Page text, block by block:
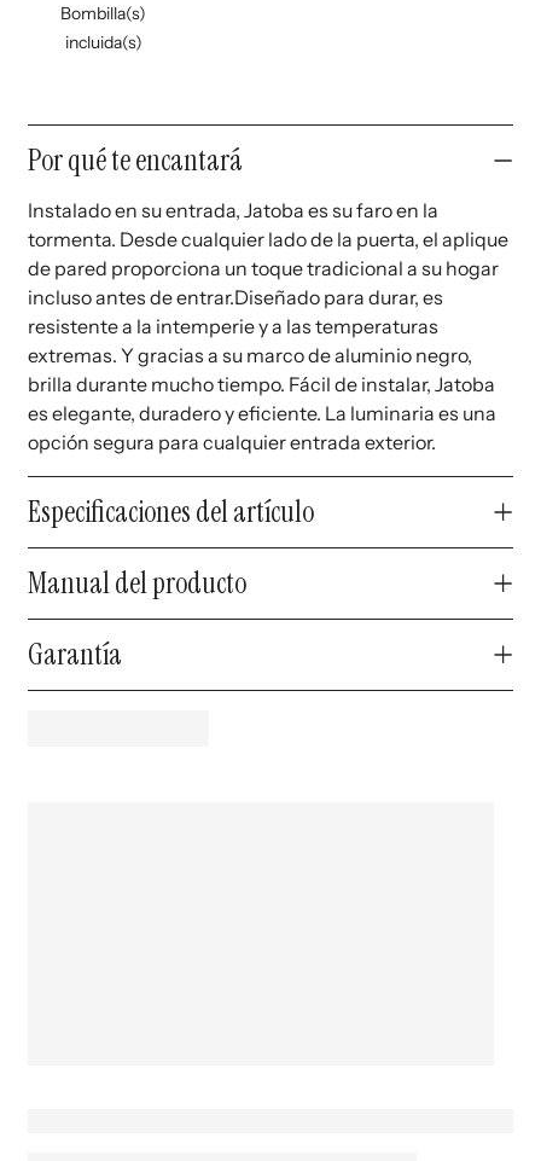
Bombilla(s)
incluida(s)
Contenido desplegable
Por qué te encantará
Instalado en su entrada, Jatoba es su faro en la
tormenta. Desde cualquier lado de la puerta, el aplique
de pared proporciona un toque tradicional a su hogar
incluso antes de entrar.Diseñado para durar, es
resistente a la intemperie y a las temperaturas
extremas. Y gracias a su marco de aluminio negro,
brilla durante mucho tiempo. Fácil de instalar, Jatoba
es elegante, duradero y eficiente. La luminaria es una
opción segura para cualquier entrada exterior.
Especificaciones del artículo
Manual del producto
Garantía